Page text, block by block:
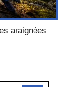
araignées